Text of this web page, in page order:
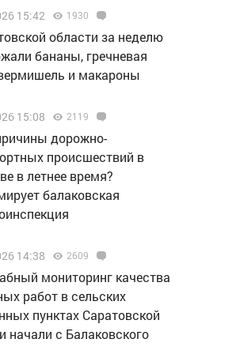
15:42 1930
области за неделю
бананы, гречневая
и макароны
15:08 2119
дорожно-
происшествий в
в летнее время?
балаковская
14:38 2609
мониторинг качества
работ в сельских
пунктах Саратовской
начали с Балаковского